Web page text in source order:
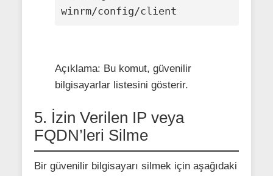
winrm/config/client
Açıklama: Bu komut, güvenilir
bilgisayarlar listesini gösterir.
5. İzin Verilen IP veya
FQDN’leri Silme
Bir güvenilir bilgisayarı silmek için aşağıdaki